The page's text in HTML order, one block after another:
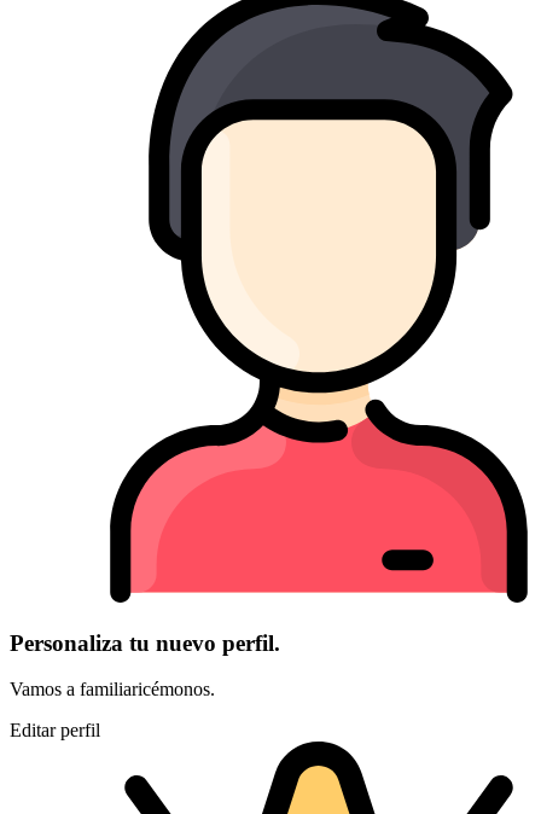
Personaliza tu nuevo perfil.
Vamos a familiaricémonos.
Editar perfil